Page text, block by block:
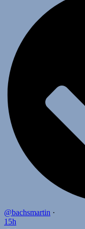
@bachsmartin ·
15h